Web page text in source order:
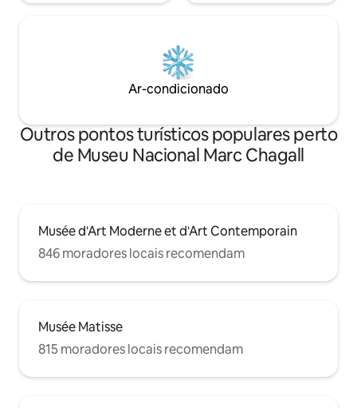
Ar-condicionado
Outros pontos turísticos populares perto
de Museu Nacional Marc Chagall
Musée d'Art Moderne et d'Art Contemporain
846 moradores locais recomendam
Musée Matisse
815 moradores locais recomendam